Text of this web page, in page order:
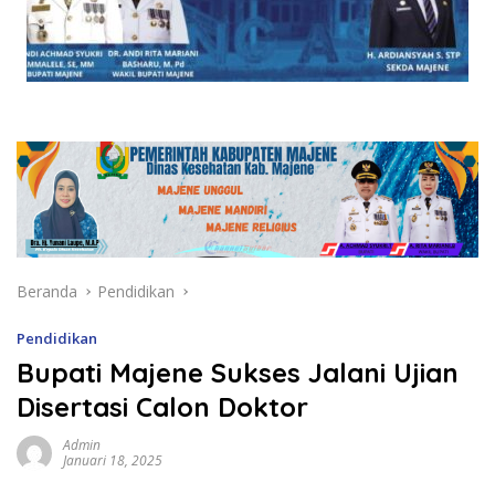
Beranda Pendidikan
Pendidikan
Bupati Majene Sukses Jalani Ujian
Disertasi Calon Doktor
Admin
Januari 18, 2025